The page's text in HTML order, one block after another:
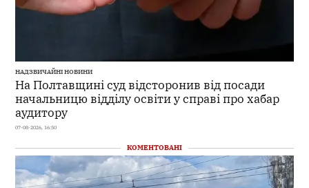
НАДЗВИЧАЙНІ НОВИНИ
На Полтавщині суд відсторонив від посади
начальницю відділу освіти у справі про хабар
аудитору
07-08-2026, 16:50
КОМЕНТОВАНІ